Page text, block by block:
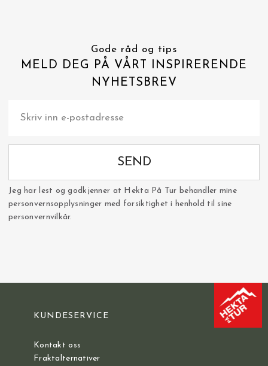
Gode råd og tips
MELD DEG PÅ VÅRT INSPIRERENDE
NYHETSBREV
SEND
Jeg har lest og godkjenner at Hekta På Tur behandler mine
personvernsopplysninger med forsiktighet i henhold til sine
personvernvilkår.
KUNDESERVICE
Kontakt oss
Fraktalternativer